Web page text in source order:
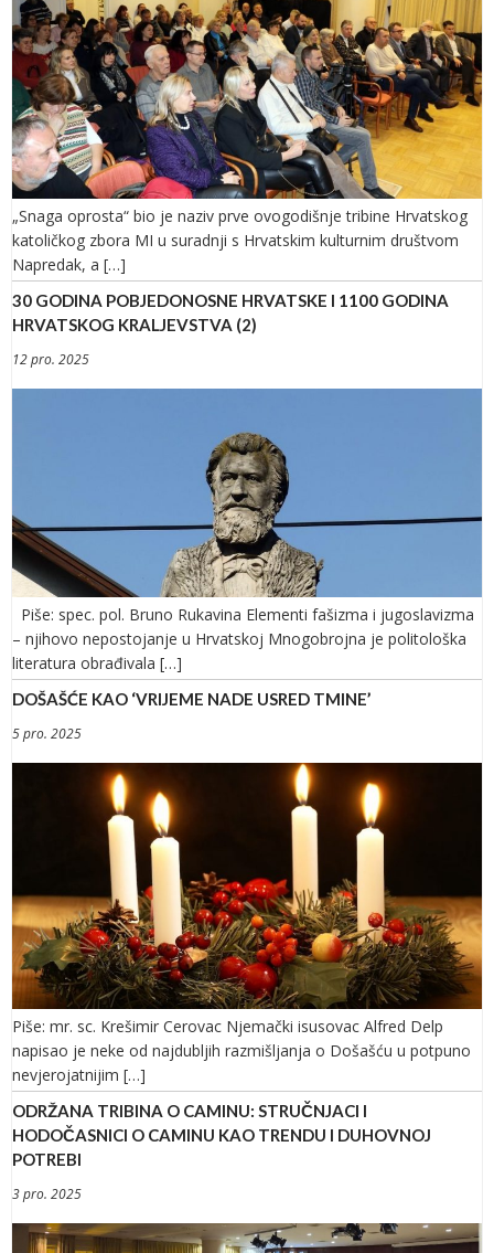
„Snaga oprosta“ bio je naziv prve ovogodišnje tribine Hrvatskog
katoličkog zbora MI u suradnji s Hrvatskim kulturnim društvom
Napredak, a […]
30 GODINA POBJEDONOSNE HRVATSKE I 1100 GODINA
HRVATSKOG KRALJEVSTVA (2)
12 pro. 2025
Piše: spec. pol. Bruno Rukavina Elementi fašizma i jugoslavizma
– njihovo nepostojanje u Hrvatskoj Mnogobrojna je politološka
literatura obrađivala […]
DOŠAŠĆE KAO ‘VRIJEME NADE USRED TMINE’
5 pro. 2025
Piše: mr. sc. Krešimir Cerovac Njemački isusovac Alfred Delp
napisao je neke od najdubljih razmišljanja o Došašću u potpuno
nevjerojatnijim […]
ODRŽANA TRIBINA O CAMINU: STRUČNJACI I
HODOČASNICI O CAMINU KAO TRENDU I DUHOVNOJ
POTREBI
3 pro. 2025